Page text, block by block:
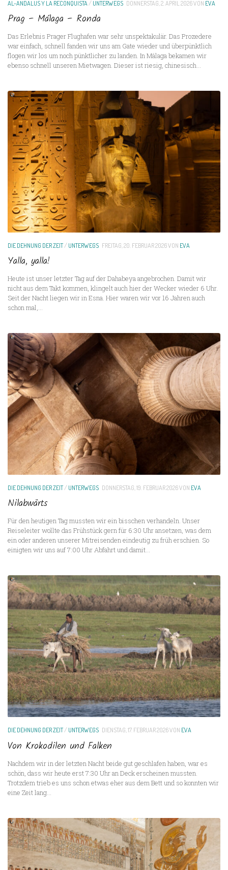
AL-ANDALUS Y LA RECONQUISTA /UNTERWEGS DONNERSTAG, 2. APRIL 2026VON EVA
Prag – Málaga – Ronda
Das Erlebnis Prager Flughafen war sehr unspektakulär. Das Prozedere
war einfach, schnell fanden wir uns am Gate wieder und überpünktlich
flogen wir los um noch pünktlicher zu landen. In Málaga bekamen wir
ebenso schnell unseren Mietwagen. Dieser ist riesig, chinesisch...
DIE DEHNUNG DER ZEIT/UNTERWEGS FREITAG, 20. FEBRUAR 2026VON EVA
Yalla, yalla!
Heute ist unser letzter Tag auf der Dahabeya angebrochen. Damit wir
nicht aus dem Takt kommen, klingelt auch hier der Wecker wieder 6 Uhr.
Seit der Nacht liegen wir in Esna. Hier waren wir vor 16 Jahren auch
schon mal,...
DIE DEHNUNG DER ZEIT/UNTERWEGS DONNERSTAG, 19. FEBRUAR 2026VON EVA
Nilabwärts
Für den heutigen Tag mussten wir ein bisschen verhandeln. Unser
Reiseleiter wollte das Frühstück gern für 6:30 Uhr ansetzen, was dem
ein oder anderen unserer Mitreisenden eindeutig zu früh erschien. So
einigten wir uns auf 7:00 Uhr Abfahrt und damit...
DIE DEHNUNG DER ZEIT/UNTERWEGS DIENSTAG, 17. FEBRUAR 2026VON EVA
Von Krokodilen und Falken
Nachdem wir in der letzten Nacht beide gut geschlafen haben, war es
schön, dass wir heute erst 7:30 Uhr an Deck erscheinen mussten.
Trotzdem trieb es uns schon etwas eher aus dem Bett und so konnten wir
eine Zeit lang...